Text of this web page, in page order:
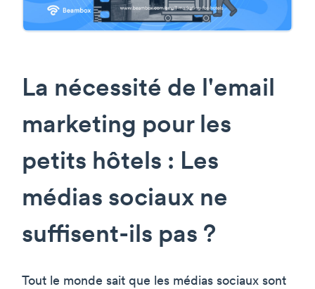
La nécessité de l'email
marketing pour les
petits hôtels : Les
médias sociaux ne
suffisent-ils pas ?
Tout le monde sait que les médias sociaux sont